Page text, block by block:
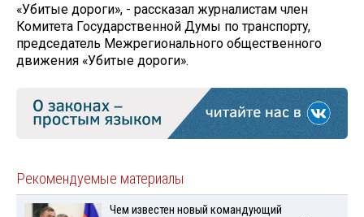
«Убитые дороги», - рассказал журналистам член
Комитета Государственной Думы по транспорту,
председатель Межрегионального общественного
движения «Убитые дороги».
Рекомендуемые материалы
Чем известен новый командующий